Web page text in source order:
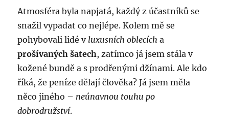
Atmosféra byla napjatá, každý z účastníků se
snažil vypadat co nejlépe. Kolem mě se
pohybovali lidé v luxusních oblecích a
prošívaných šatech, zatímco já jsem stála v
kožené bundě a s prodřenými džínami. Ale kdo
říká, že peníze dělají člověka? Já jsem měla
něco jiného – neúnavnou touhu po
dobrodružství.